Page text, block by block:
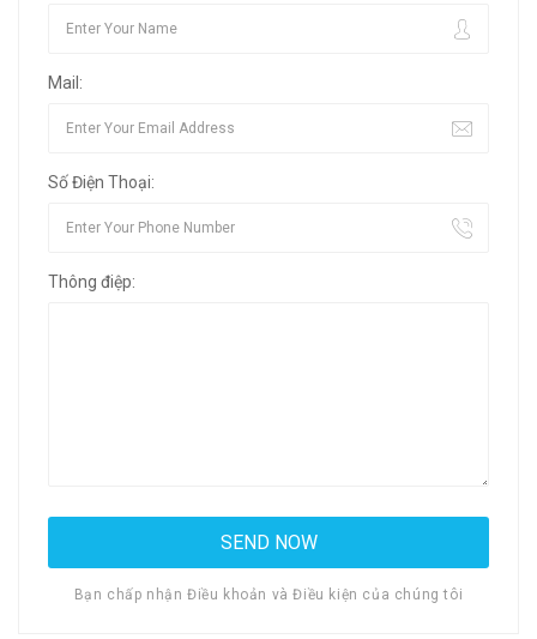
Mail:
Số Điện Thoại:
Thông điệp:
Bạn chấp nhận Điều khoản và Điều kiện của chúng tôi